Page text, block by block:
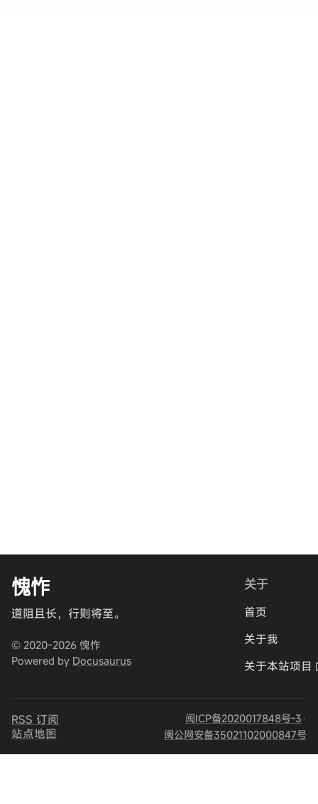
愧怍
道阻且长，行则将至。
© 2020-2026 愧怍
Powered by Docusaurus
关于
首页
关于我
关于本站项目
RSS 订阅
站点地图
闽ICP备2020017848号-3 ·
闽公网安备35021102000847号